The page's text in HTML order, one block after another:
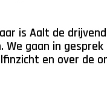
is Aalt de
We gaan in
en over de